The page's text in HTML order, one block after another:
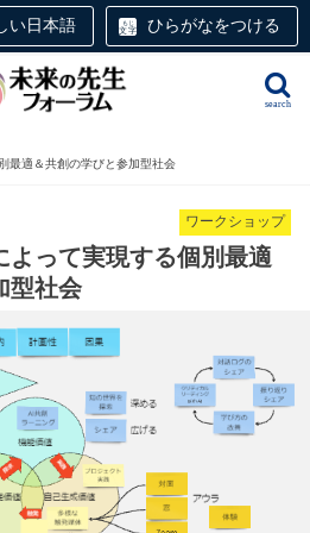
い日本語 ひらがなをつける
search
最適＆共創の学びと参加型社会
ワークショップ
よって実現する個別最適
型社会